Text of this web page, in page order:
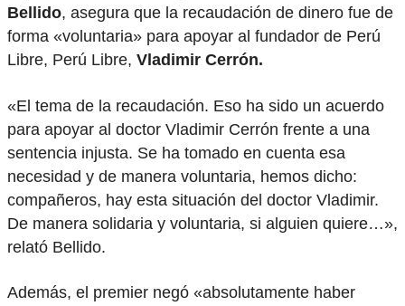
Bellido, asegura que la recaudación de dinero fue de
forma «voluntaria» para apoyar al fundador de Perú
Libre, Perú Libre, Vladimir Cerrón.
«El tema de la recaudación. Eso ha sido un acuerdo
para apoyar al doctor Vladimir Cerrón frente a una
sentencia injusta. Se ha tomado en cuenta esa
necesidad y de manera voluntaria, hemos dicho:
compañeros, hay esta situación del doctor Vladimir.
De manera solidaria y voluntaria, si alguien quiere…»,
relató Bellido.
Además, el premier negó «absolutamente haber